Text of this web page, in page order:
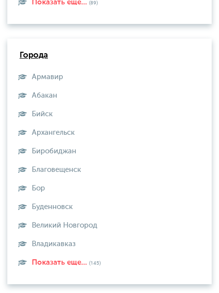
Показать еще... (89)
Города
Армавир
Абакан
Бийск
Архангельск
Биробиджан
Благовещенск
Бор
Буденновск
Великий Новгород
Владикавказ
Показать еще... (145)